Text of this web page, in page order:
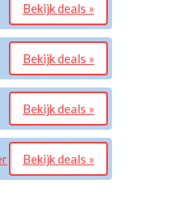
Bekijk deals »
Bekijk deals »
Bekijk deals »
Bekijk deals »